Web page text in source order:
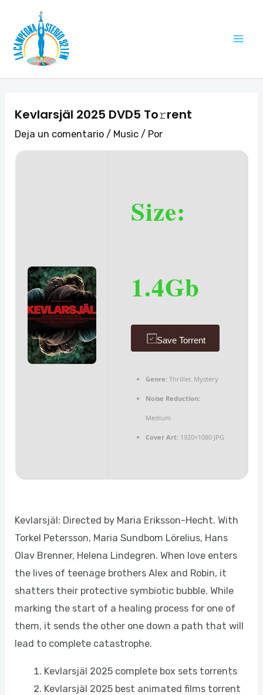
contenido
Kevlarsjäl 2025 DVD5 To𝚛rent
Deja un comentario / Music / Por
Size:
1.4Gb
Save Torrent
Genre:Thriller, Mystery
Noise Reduction:
Medium
Cover Art:1920×1080 JPG
Kevlarsjäl: Directed by Maria Eriksson-Hecht. With
Torkel Petersson, Maria Sundbom Lörelius, Hans
Olav Brenner, Helena Lindegren. When love enters
the lives of teenage brothers Alex and Robin, it
shatters their protective symbiotic bubble. While
marking the start of a healing process for one of
them, it sends the other one down a path that will
lead to complete catastrophe.
Kevlarsjäl 2025 complete box sets torrents
Kevlarsjäl 2025 best animated films torrent
de
entradas